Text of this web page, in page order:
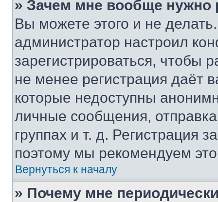
» Зачем мне вообще нужно
Вы можете этого и не
администратор настроил
зарегистрироваться, чтобы
не менее регистрация даёт
которые недоступны
личные сообщения,
группах и т. д. Регистрация
поэтому мы рекомендуем
Вернуться к началу
» Почему мне